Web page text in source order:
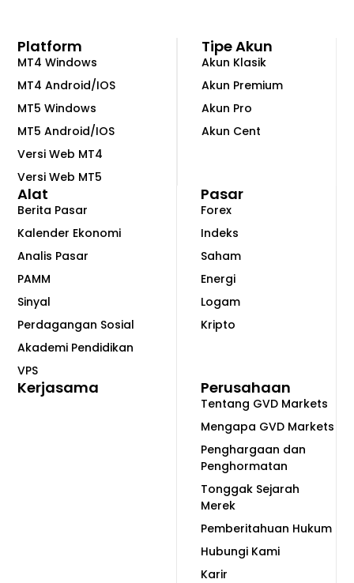
Tipe Akun
Akun Klasik
Akun Premium
Akun Pro
Akun Cent
Platform
MT4 Windows
MT4 Android/IOS
MT5 Windows
MT5 Android/IOS
Versi Web MT4
Versi Web MT5
Pasar
Forex
Indeks
Saham
Energi
Logam
Kripto
Alat
Berita Pasar
Kalender Ekonomi
Analis Pasar
PAMM
Sinyal
Perdagangan Sosial
Akademi Pendidikan
VPS
Perusahaan
Tentang GVD Markets
Mengapa GVD Markets
Penghargaan dan
Penghormatan
Tonggak Sejarah
Merek
Pemberitahuan Hukum
Hubungi Kami
Karir
Kerjasama